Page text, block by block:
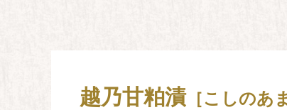
越乃甘粕漬［こしのあ